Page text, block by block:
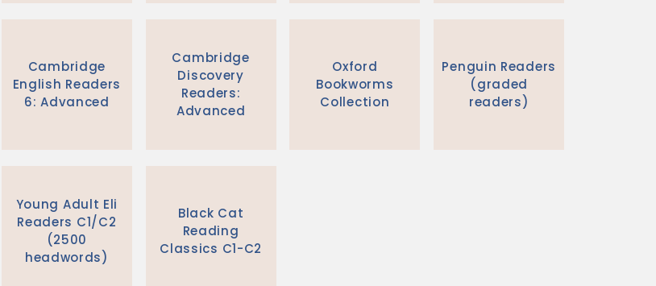
Cambridge
English Readers
6: Advanced
Cambridge
Discovery
Readers:
Advanced
Oxford
Bookworms
Collection
Penguin Readers
(graded
readers)
Young Adult Eli
Readers C1/C2
(2500
headwords)
Black Cat
Reading
Classics C1-C2